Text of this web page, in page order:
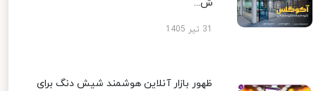
ش...
ظهور بازار آنلاین هوشمند شیش دنگ برای